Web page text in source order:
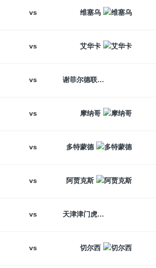
vs 维塞乌
vs 艾华卡
vs 谢菲尔德联
vs 摩纳哥
vs 多特蒙德
vs 阿贾克斯
vs 天津津门虎
vs 切尔西